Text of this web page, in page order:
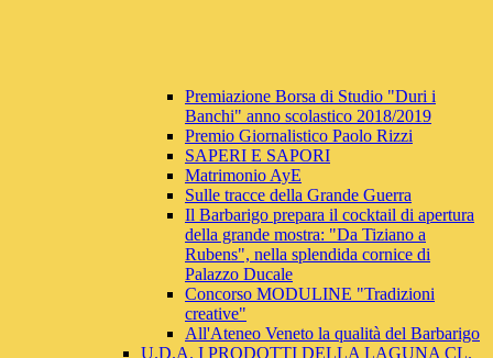
Premiazione Borsa di Studio "Duri i
Banchi" anno scolastico 2018/2019
Premio Giornalistico Paolo Rizzi
SAPERI E SAPORI
Matrimonio AyE
Sulle tracce della Grande Guerra
Il Barbarigo prepara il cocktail di apertura
della grande mostra: "Da Tiziano a
Rubens", nella splendida cornice di
Palazzo Ducale
Concorso MODULINE "Tradizioni
creative"
All'Ateneo Veneto la qualità del Barbarigo
U.D.A. I PRODOTTI DELLA LAGUNA CL.